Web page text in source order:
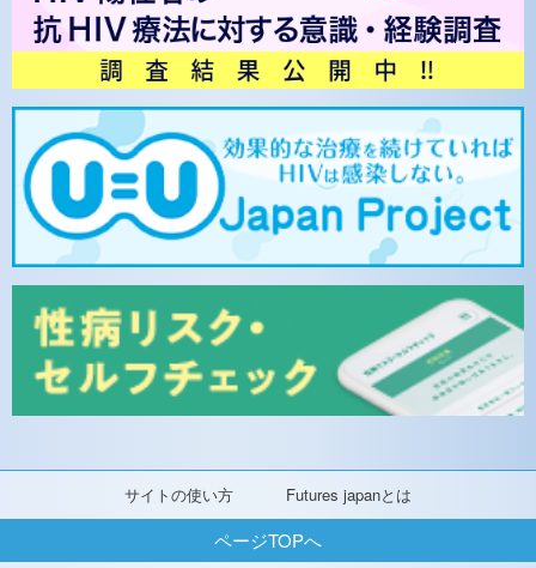
サイトの使い方 Futures japanとは
ページTOPへ